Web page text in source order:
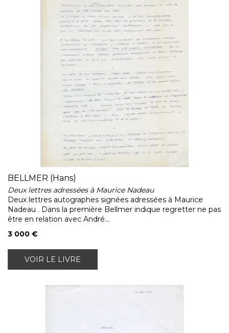
BELLMER (Hans)
Deux lettres adressées à Maurice Nadeau
Deux lettres autographes signées adressées à Maurice
Nadeau . Dans la première Bellmer indique regretter ne pas
être en relation avec André...
3 000 €
VOIR LE LIVRE